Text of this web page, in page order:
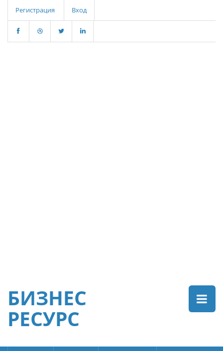
Регистрация Вход
БИЗНЕС
РЕСУРС